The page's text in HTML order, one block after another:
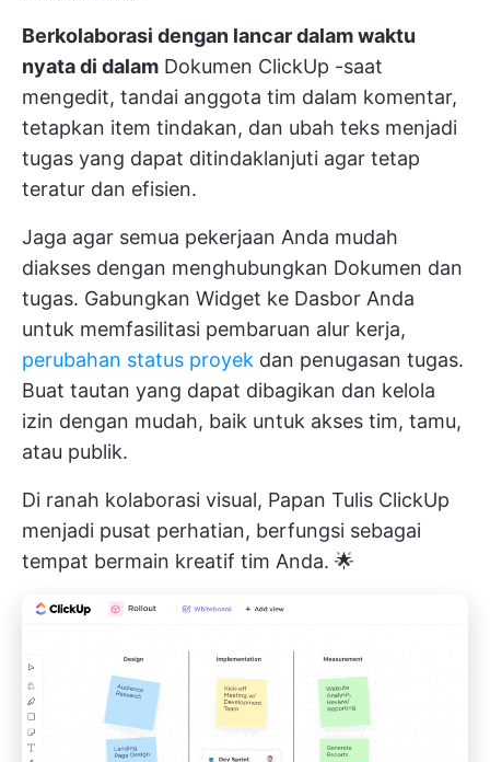
Berkolaborasi dengan lancar dalam waktu
nyata di dalam Dokumen ClickUp -saat
mengedit, tandai anggota tim dalam komentar,
tetapkan item tindakan, dan ubah teks menjadi
tugas yang dapat ditindaklanjuti agar tetap
teratur dan efisien.
Jaga agar semua pekerjaan Anda mudah
diakses dengan menghubungkan Dokumen dan
tugas. Gabungkan Widget ke Dasbor Anda
untuk memfasilitasi pembaruan alur kerja,
perubahan status proyek dan penugasan tugas.
Buat tautan yang dapat dibagikan dan kelola
izin dengan mudah, baik untuk akses tim, tamu,
atau publik.
Di ranah kolaborasi visual, Papan Tulis ClickUp
menjadi pusat perhatian, berfungsi sebagai
tempat bermain kreatif tim Anda. 🌟